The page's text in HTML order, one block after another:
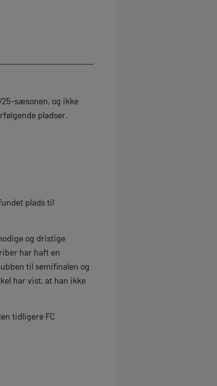
sæsonen, og ikke
pladser.
plads til
og dristige
har haft en
til semifinalen og
har vist, at han ikke
tidligere FC